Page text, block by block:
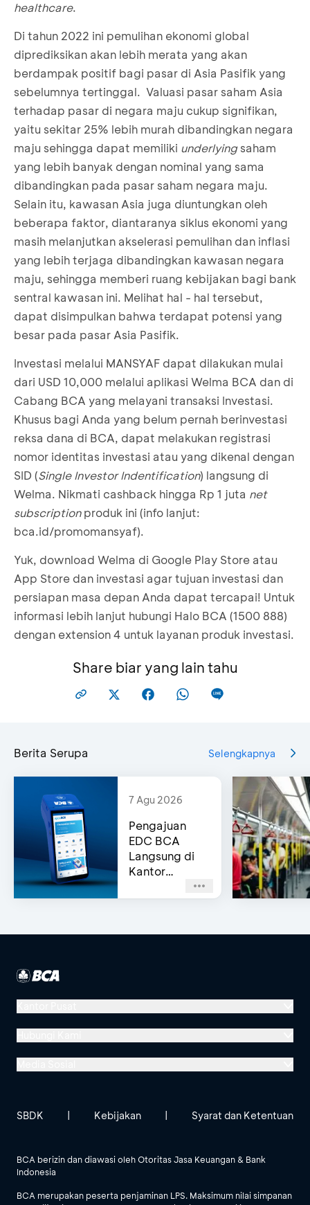
healthcare.
Di tahun 2022 ini pemulihan ekonomi global
diprediksikan akan lebih merata yang akan
berdampak positif bagi pasar di Asia Pasifik yang
sebelumnya tertinggal. Valuasi pasar saham Asia
terhadap pasar di negara maju cukup signifikan,
yaitu sekitar 25% lebih murah dibandingkan negara
maju sehingga dapat memiliki underlyingsaham
yang lebih banyak dengan nominal yang sama
dibandingkan pada pasar saham negara maju.
Selain itu, kawasan Asia juga diuntungkan oleh
beberapa faktor, diantaranya siklus ekonomi yang
masih melanjutkan akselerasi pemulihan dan inflasi
yang lebih terjaga dibandingkan kawasan negara
maju, sehingga memberi ruang kebijakan bagi bank
sentral kawasan ini. Melihat hal - hal tersebut,
dapat disimpulkan bahwa terdapat potensi yang
besar pada pasar Asia Pasifik.
Investasi melalui MANSYAF dapat dilakukan mulai
dari USD 10,000 melalui aplikasi Welma BCA dan di
Cabang BCA yang melayani transaksi Investasi.
Khusus bagi Anda yang belum pernah berinvestasi
reksa dana di BCA, dapat melakukan registrasi
nomor identitas investasi atau yang dikenal dengan
SID (Single Investor Indentification) langsung di
Welma. Nikmati cashback hingga Rp 1 juta net
subscriptionproduk ini (info lanjut:
bca.id/promomansyaf).
Yuk, download Welma di Google Play Store atau
App Store dan investasi agar tujuan investasi dan
persiapan masa depan Anda dapat tercapai! Untuk
informasi lebih lanjut hubungi Halo BCA (1500 888)
dengan extension 4 untuk layanan produk investasi.
Share biar yang lain tahu
Berita Serupa Selengkapnya
7 Agu 2026
Pengajuan
EDC BCA
Langsung di
Kantor
(Same-Day
Menara BCA, Grand Indonesia
Jl. MH Thamrin No. 1
Halo BCA 1500888
Lihat Semua Media Sosial
BCA berizin dan diawasi oleh Otoritas Jasa Keuangan & Bank
Indonesia
BCA merupakan peserta penjaminan LPS. Maksimum nilai simpanan
SBDK Kebijakan Syarat dan Ketentuan